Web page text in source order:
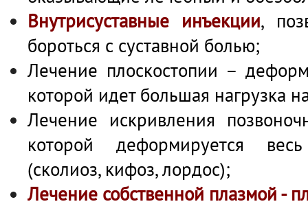
Внутрисуставные инъекции,
бороться с суставной болью;
Лечение плоскостопии –
которой идет большая нагрузка
Лечение искривления
которой деформируется
(сколиоз, кифоз, лордос);
Лечение собственной плазмой -